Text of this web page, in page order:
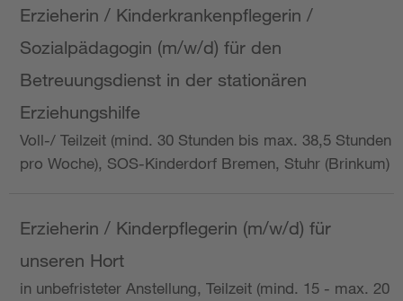
Erzieherin / Kinderkrankenpflegerin /
Sozialpädagogin (m/w/d) für den
Betreuungsdienst in der stationären
Erziehungshilfe
Voll-/ Teilzeit (mind. 30 Stunden bis max. 38,5 Stunden
pro Woche), SOS-Kinderdorf Bremen, Stuhr (Brinkum)
Erzieherin / Kinderpflegerin (m/w/d) für
unseren Hort
in unbefristeter Anstellung, Teilzeit (mind. 15 - max. 20